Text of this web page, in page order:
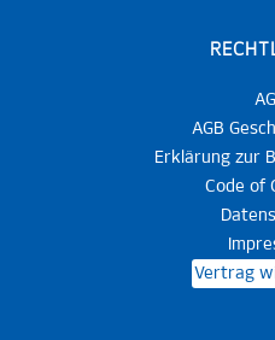
AGB
Erklärung zur
Code of
Vertrag